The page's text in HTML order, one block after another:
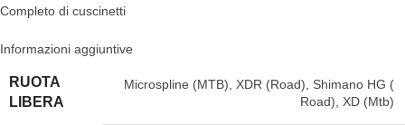
Completo di cuscinetti
Informazioni aggiuntive
RUOTA
LIBERA
Microspline (MTB) XDR (Road)
Shimano HG (
Road)
XD (Mtb)